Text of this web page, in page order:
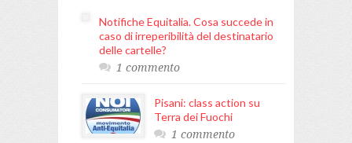
Notifiche Equitalia. Cosa succede in
caso di irreperibilità del destinatario
delle cartelle?
1 commento
Pisani: class action su
Terra dei Fuochi
1 commento